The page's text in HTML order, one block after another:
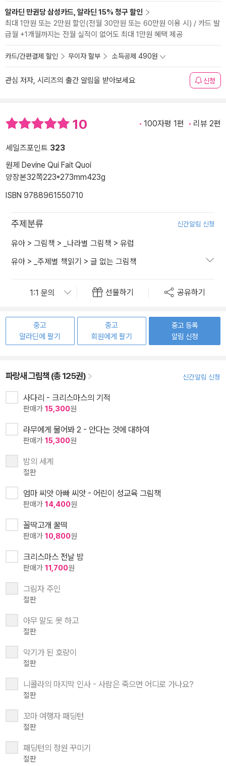
알라딘 만권당 삼성카드, 알라딘 15% 청구 할인
최대 1만원 또는 2만원 할인(전월 30만원 또는 60만원 이용 시) / 카드 발
급월 +1개월까지는 전월 실적이 없어도 최대 1만원 혜택 제공
카드/간편결제 할인 무이자 할부 소득공제 490원
관심 저자, 시리즈의 출간 알림을 받아보세요 신청
10 100자평 1편 리뷰 2편
세일즈포인트 323
원제 Devine Qui Fait Quoi
양장본32쪽223*273mm423g
ISBN 9788961550710
주제분류 신간알림 신청
유아 > 그림책 > _나라별 그림책 > 유럽
유아 > _주제별 책읽기 > 글 없는 그림책
선물하기 공유하기
중고
알라딘에 팔기
중고
회원에게 팔기
중고 등록
알림 신청
파랑새 그림책 (총 125권) 신간알림 신청
사다리 - 크리스마스의 기적
판매가 15,300원
라무에게 물어봐 2 - 안다는 것에 대하여
판매가 15,300원
밤의 세계
절판
엄마 씨앗 아빠 씨앗 - 어린이 성교육 그림책
판매가 14,400원
꼴딱고개 꿀떡
판매가 10,800원
크리스마스 전날 밤
판매가 11,700원
그림자 주인
절판
아무 말도 못 하고
절판
악기가 된 호랑이
절판
니콜라의 마지막 인사 - 사람은 죽으면 어디로 가나요?
절판
꼬마 여행자 패딩턴
절판
패딩턴의 정원 꾸미기
절판